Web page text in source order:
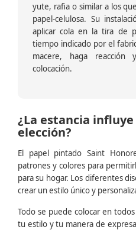
yute, rafia o similar a los
papel-celulosa. Su
aplicar cola en la tira de
tiempo indicado por el
macere, haga
colocación.
¿La estancia
elección?
El papel pintado Saint
patrones y colores para
para su hogar. Los diferentes
crear un estilo único y
Todo se puede colocar en
tu estilo y tu manera de